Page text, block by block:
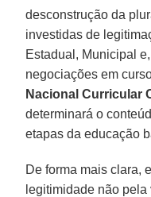
desconstrução da
investidas de
Estadual, Municipal
negociações em
Nacional Curricular
determinará o
etapas da educação
De forma mais clara,
legitimidade não